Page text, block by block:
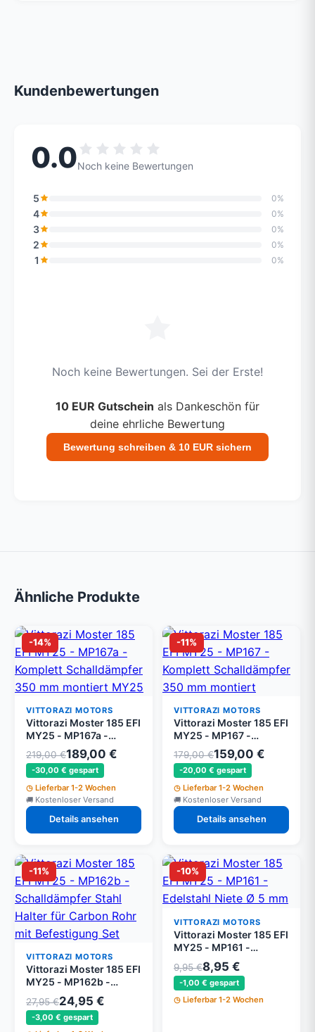
Kundenbewertungen
0.0Noch keine Bewertungen
5 0%
4 0%
3 0%
2 0%
1 0%
Noch keine Bewertungen. Sei der Erste!
10 EUR Gutschein als Dankeschön für
deine ehrliche Bewertung
Bewertung schreiben & 10 EUR sichern
Ähnliche Produkte
-14%
VITTORAZI MOTORS
Vittorazi Moster 185 EFI
MY25 - MP167a -
Komplett Schalldämpfer
350 mm montiert MY25
219,00 €189,00 €
-30,00 € gespart
Lieferbar 1-2 Wochen
Kostenloser Versand
Details ansehen
-11%
VITTORAZI MOTORS
Vittorazi Moster 185 EFI
MY25 - MP167 -
Komplett Schalldämpfer
350 mm montiert
179,00 €159,00 €
-20,00 € gespart
Lieferbar 1-2 Wochen
Kostenloser Versand
Details ansehen
-11%
VITTORAZI MOTORS
Vittorazi Moster 185 EFI
MY25 - MP162b -
Schalldämpfer Stahl
Halter für Carbon Rohr
mit Befestigung Set
27,95 €24,95 €
-3,00 € gespart
-10%
VITTORAZI MOTORS
Vittorazi Moster 185 EFI
MY25 - MP161 -
Edelstahl Niete Ø 5 mm
(Set von 10)
9,95 €8,95 €
-1,00 € gespart
Lieferbar 1-2 Wochen